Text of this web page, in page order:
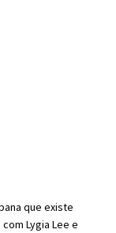
que existe
Lygia Lee e